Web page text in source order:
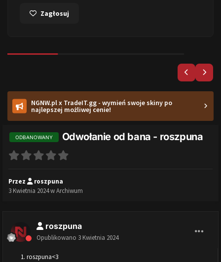
Zagłosuj
NGNW.pl x TradeIT.gg - wymień swoje skiny po
najlepszej możliwej cenie!
ODBANOWANY Odwołanie od bana - roszpuna
Przez
roszpuna
3 Kwietnia 2024wArchiwum
roszpuna
Opublikowano 3 Kwietnia 2024
1. roszpuna<3